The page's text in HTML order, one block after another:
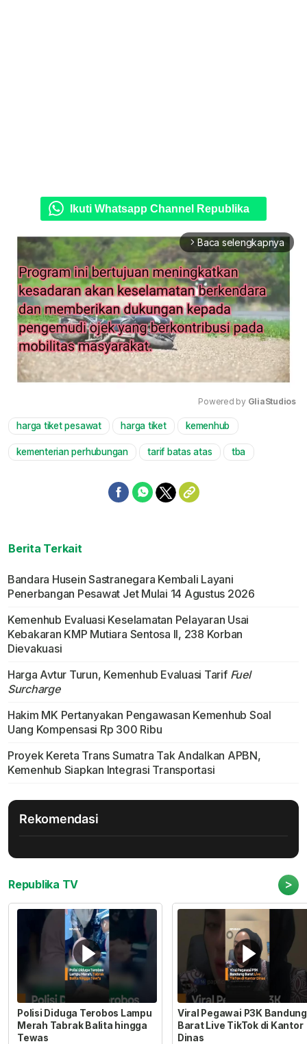
Ikuti Whatsapp Channel Republika
arrow_forward_ios Baca selengkapnya
Powered by GliaStudios
harga tiket pesawat harga tiket kemenhub
kementerian perhubungan tarif batas atas tba
Berita Terkait
Bandara Husein Sastranegara Kembali Layani
Penerbangan Pesawat Jet Mulai 14 Agustus 2026
Kemenhub Evaluasi Keselamatan Pelayaran Usai
Kebakaran KMP Mutiara Sentosa II, 238 Korban
Dievakuasi
Harga Avtur Turun, Kemenhub Evaluasi Tarif Fuel
Surcharge
Hakim MK Pertanyakan Pengawasan Kemenhub Soal
Uang Kompensasi Rp 300 Ribu
Proyek Kereta Trans Sumatra Tak Andalkan APBN,
Kemenhub Siapkan Integrasi Transportasi
Rekomendasi
Republika TV >
Polisi Diduga Terobos Lampu
Merah Tabrak Balita hingga
Tewas
Viral Pegawai P3K Bandung
Barat Live TikTok di Kantor
Dinas